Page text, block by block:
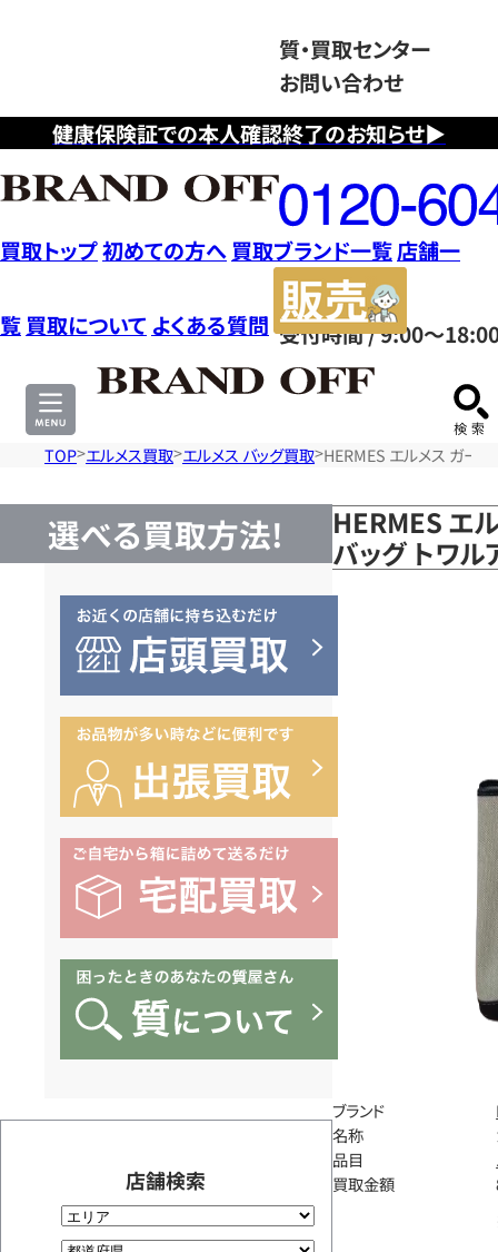
健康保険証での本人確認終了のお知らせ▶
質・買取センター
お問い合わせ
フ
リ
ー
ダ
イ
ヤ
ル
0120604117
受付時間 / 9:00～
買取トップ初めての方へ 買取ブランド一覧店舗一
覧 買取について よくある質問
サ
TOP エルメス買取 エルメス バッグ買取 HERMES エルメス ガー
選べる買取方法!
店舗検索
HERMES エ
バッグ トワ
ブランド
名称
品目
買取金額